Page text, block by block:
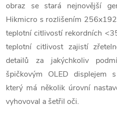
obraz se stará nejnovější
Hikmicro s rozlišením
teplotní citlivostí rekordních
teplotní citlivost zajistí
detailů za jakýchkoliv
špičkovým OLED displejem
který má několik úrovní
vyhovoval a šetřil oči.